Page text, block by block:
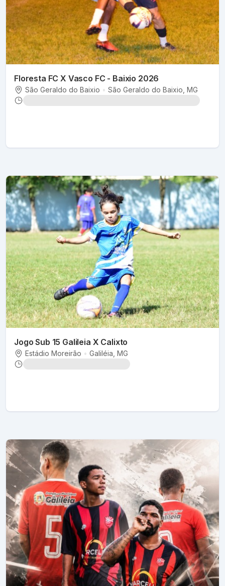
Floresta FC X Vasco FC - Baixio 2026
São Geraldo do Baixio • São Geraldo do Baixio , MG
Jogo Sub 15 Galileia X Calixto
Estádio Moreirão • Galiléia , MG